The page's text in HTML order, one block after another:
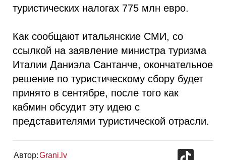
туристических налогах 775 млн евро.
Как сообщают итальянские СМИ, со
ссылкой на заявление министра туризма
Италии Даниэла Сантанче, окончательное
решение по туристическому сбору будет
принято в сентябре, после того как
кабмин обсудит эту идею с
представителями туристической отрасли.
Автор:Grani.lv